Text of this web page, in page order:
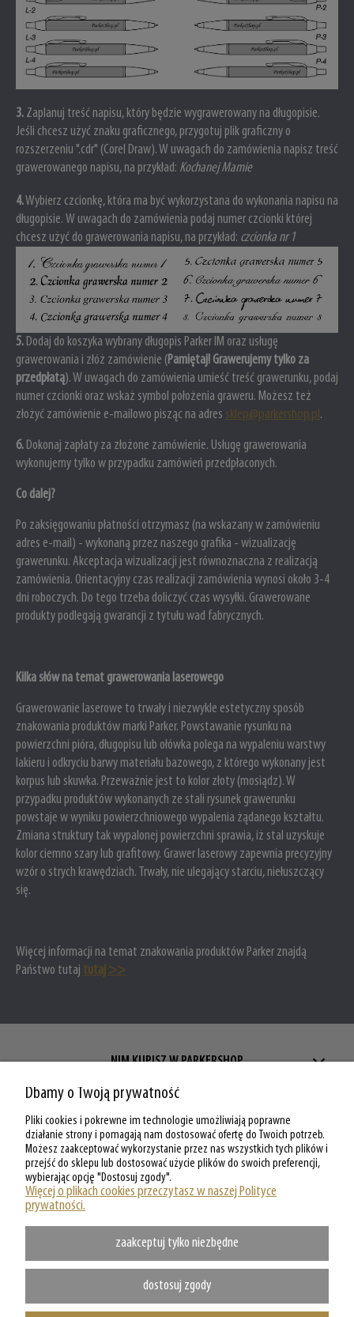
3. Zaplanuj treść napisu, który będzie wygrawerowany na długopisie.
Jeśli chcesz użyć znaku graficznego, przygotuj plik graficzny o
rozszerzeniu ".cdr" (Corel Draw).W uwagach do zamówienia napisz treść
grawerowanego napisu, na przykład: Kochanej Mamie
4.Wybierz czcionkę, która ma być wykorzystana do wykonania napisu na
długopisie. W uwagach do zamówienia podaj numer czcionki której
chcesz użyć do grawerowania napisu, na przykład: czcionka nr 1
5. Dodaj do koszyka wybrany długopis Parker IM oraz usługę
grawerowania i złóż zamówienie (Pamiętaj! Grawerujemy tylko za
przedpłatą). W uwagach do zamówienia umieść treść grawerunku, podaj
numer czcionki oraz wskaż symbol położenia graweru. Możesz też
złożyć zamówienie e-mailowo pisząc na adres sklep@parkershop.pl.
6. Dokonaj zapłaty za złożone zamówienie. Usługę grawerowania
wykonujemy tylko w przypadku zamówień przedpłaconych.
Co dalej?
Po zaksięgowaniu płatności otrzymasz (na wskazany w zamówieniu
adres e-mail) - wykonaną przez naszego grafika - wizualizację
grawerunku. Akceptacja wizualizacji jest równoznaczna z realizacją
zamówienia. Orientacyjny czas realizacji zamówienia wynosi około 3-4
dni roboczych. Do tego trzeba doliczyć czas wysyłki. Grawerowane
produkty podlegają gwarancji z tytułu wad fabrycznych.
Kilka słów na temat grawerowania laserowego
Grawerowanie laserowe to trwały i niezwykle estetyczny sposób
znakowania produktów marki Parker. Powstawanie rysunku na
powierzchni pióra, długopisu lub ołówka polega na wypaleniu warstwy
lakieru i odkryciu barwy materiału bazowego, z którego wykonany jest
korpus lub skuwka. Przeważnie jest to kolor złoty (mosiądz). W
przypadku produktów wykonanych ze stali rysunek grawerunku
powstaje w wyniku powierzchniowego wypalenia żądanego kształtu.
Zmiana struktury tak wypalonej powierzchni sprawia, iż stal uzyskuje
kolor ciemno szary lub grafitowy. Grawer laserowy zapewnia precyzyjny
wzór o strych krawędziach. Trwały, nie ulegający starciu, niełuszczący
się.
Więcej informacji na temat znakowania produktów Parker znajdą
Państwo tutaj tutaj >>
NIM KUPISZ W PARKERSHOP
ZAKUPY W PARKERSHOP
MOJE KONTO W PARKERSHOP
O PARKERSHOP
Dbamy o Twoją prywatność
Pliki cookies i pokrewne im technologie umożliwiają poprawne
działanie strony i pomagają nam dostosować ofertę do Twoich potrzeb.
Możesz zaakceptować wykorzystanie przez nas wszystkich tych plików i
przejść do sklepu lub dostosować użycie plików do swoich preferencji,
wybierając opcję "Dostosuj zgody".
Więcej o plikach cookies przeczytasz w naszej Polityce
prywatności.
zaakceptuj tylko niezbędne
dostosuj zgody